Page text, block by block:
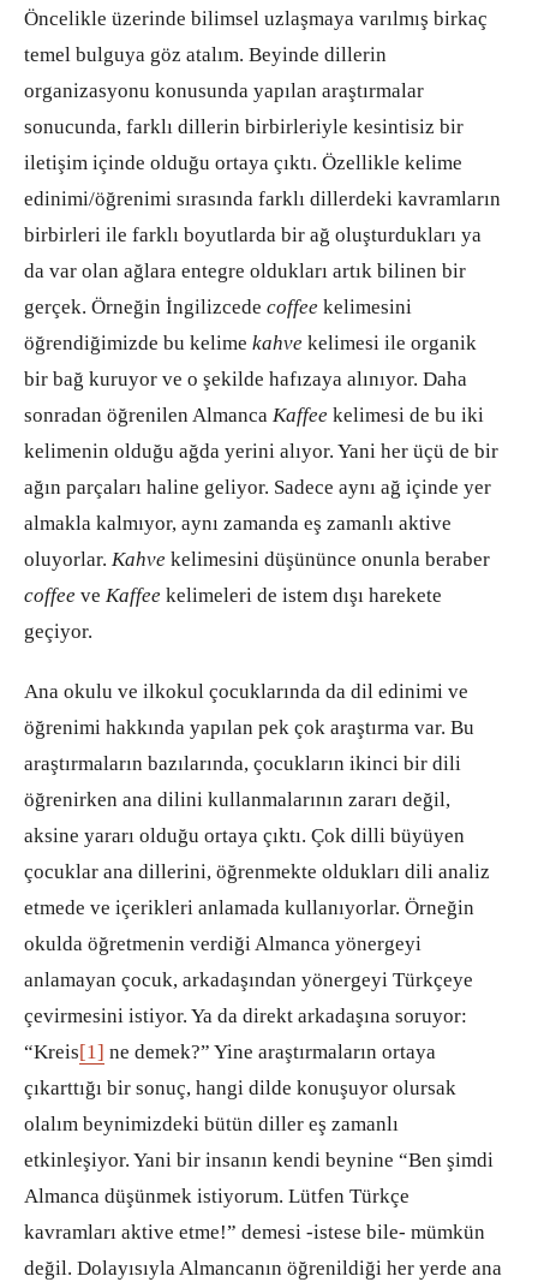
Öncelikle üzerinde bilimsel uzlaşmaya varılmış birkaç
temel bulguya göz atalım. Beyinde dillerin
organizasyonu konusunda yapılan araştırmalar
sonucunda, farklı dillerin birbirleriyle kesintisiz bir
iletişim içinde olduğu ortaya çıktı. Özellikle kelime
edinimi/öğrenimi sırasında farklı dillerdeki kavramların
birbirleri ile farklı boyutlarda bir ağ oluşturdukları ya
da var olan ağlara entegre oldukları artık bilinen bir
gerçek. Örneğin İngilizcede coffee kelimesini
öğrendiğimizde bu kelime kahve kelimesi ile organik
bir bağ kuruyor ve o şekilde hafızaya alınıyor. Daha
sonradan öğrenilen Almanca Kaffee kelimesi de bu iki
kelimenin olduğu ağda yerini alıyor. Yani her üçü de bir
ağın parçaları haline geliyor. Sadece aynı ağ içinde yer
almakla kalmıyor, aynı zamanda eş zamanlı aktive
oluyorlar. Kahve kelimesini düşününce onunla beraber
coffee ve Kaffee kelimeleri de istem dışı harekete
geçiyor.
Ana okulu ve ilkokul çocuklarında da dil edinimi ve
öğrenimi hakkında yapılan pek çok araştırma var. Bu
araştırmaların bazılarında, çocukların ikinci bir dili
öğrenirken ana dilini kullanmalarının zararı değil,
aksine yararı olduğu ortaya çıktı. Çok dilli büyüyen
çocuklar ana dillerini, öğrenmekte oldukları dili analiz
etmede ve içerikleri anlamada kullanıyorlar. Örneğin
okulda öğretmenin verdiği Almanca yönergeyi
anlamayan çocuk, arkadaşından yönergeyi Türkçeye
çevirmesini istiyor. Ya da direkt arkadaşına soruyor:
“Kreis[1] ne demek?” Yine araştırmaların ortaya
çıkarttığı bir sonuç, hangi dilde konuşuyor olursak
olalım beynimizdeki bütün diller eş zamanlı
etkinleşiyor. Yani bir insanın kendi beynine “Ben şimdi
Almanca düşünmek istiyorum. Lütfen Türkçe
kavramları aktive etme!” demesi -istese bile- mümkün
değil. Dolayısıyla Almancanın öğrenildiği her yerde ana